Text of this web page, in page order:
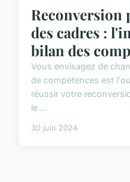
Reconversion
des cadres :
bilan des
Vous envisagez de
de compétences est
réussir votre
le ...
30 juin 2024